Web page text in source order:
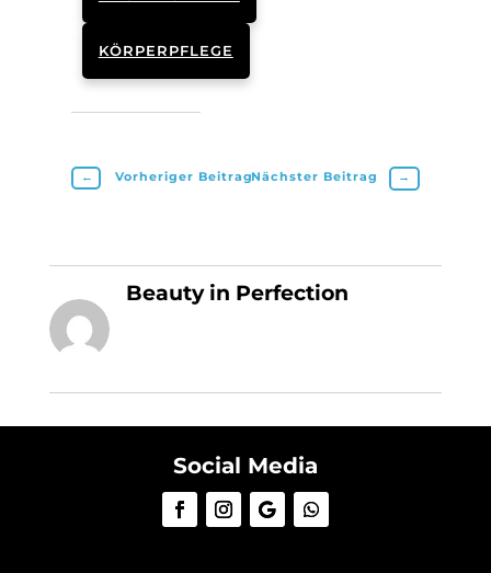
KÖRPERPFLEGE
← Vorheriger BeitragNächster Beitrag →
Beauty in Perfection
Social Media